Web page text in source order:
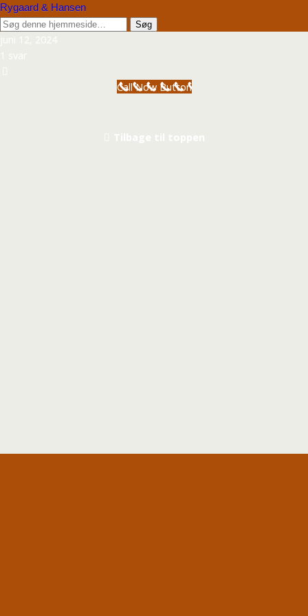
Rygaard & Hansen
juni 12, 2024
1 svar
Call Now Button
Tilbage til toppen